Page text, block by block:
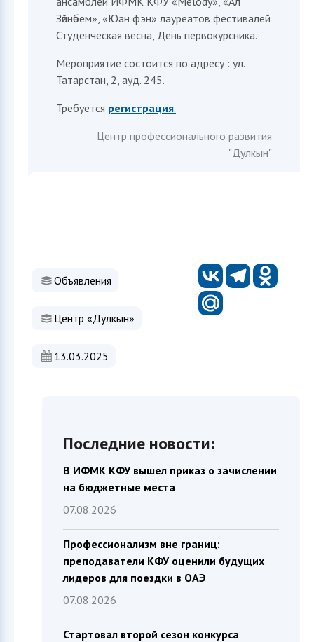
Зәйнәбем», «Юан фэн» лауреатов фестивалей
Студенческая весна, День первокурсника.
Мероприятие состоится по адресу : ул.
Татарстан, 2, ауд. 245.
Требуется регистрация.
Центр профессионального развития
"Дулкын"
Объявления
Центр «Дулкын»
13.03.2025
Последние новости:
В ИФМК КФУ вышел приказ о зачислении
на бюджетные места
07.08.2026
Профессионализм вне границ:
преподаватели КФУ оценили будущих
лидеров для поездки в ОАЭ
07.08.2026
Стартовал второй сезон конкурса